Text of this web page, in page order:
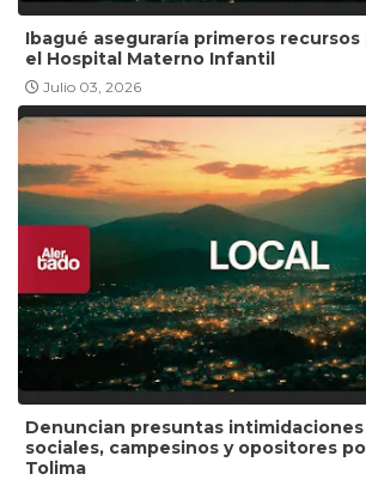
Ibagué aseguraría primeros
el Hospital Materno Infantil
Julio 03, 2026
Denuncian presuntas
sociales, campesinos y opositores
Tolima